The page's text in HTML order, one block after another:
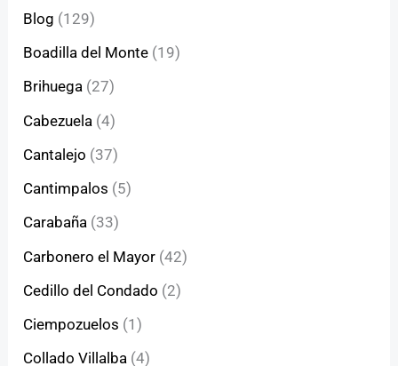
Blog (129)
Boadilla del Monte (19)
Brihuega (27)
Cabezuela (4)
Cantalejo (37)
Cantimpalos (5)
Carabaña (33)
Carbonero el Mayor (42)
Cedillo del Condado (2)
Ciempozuelos (1)
Collado Villalba (4)